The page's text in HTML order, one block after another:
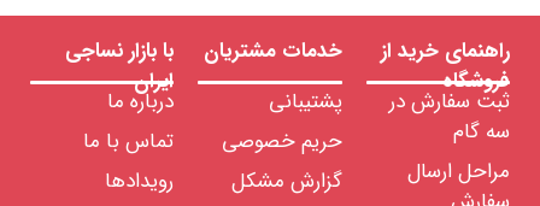
راهنمای خرید از
فروشگاه
ثبت سفارش در
سه گام
مراحل ارسال
خدمات مشتریان
پشتیبانی
حریم خصوصی
گزارش مشکل
با بازار نساجی
ایران
درباره ما
تماس با ما
رویدادها